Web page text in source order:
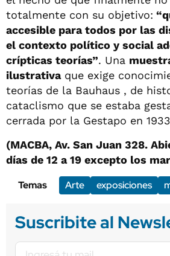
totalmente con su objetivo:
accesible para todos por las
el contexto político y social
crípticas teorías”. Una
ilustrativaque exige
teorías de la Bauhaus , de
cataclismo que se estaba
cerrada por la Gestapo en
(MACBA, Av. San Juan 328.
días de 12 a 19 excepto los
Temas
Arte exposiciones
Suscribite al